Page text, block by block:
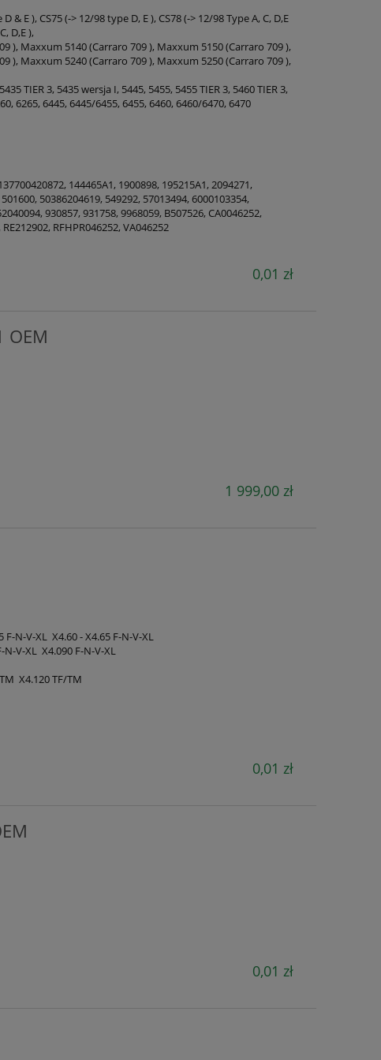
& E ), CS75 (-> 12/98 type D, E ), CS78 (-> 12/98 Type A, C, D,E
D,E ),
), Maxxum 5140 (Carraro 709 ), Maxxum 5150 (Carraro 709 ),
), Maxxum 5240 (Carraro 709 ), Maxxum 5250 (Carraro 709 ),
TIER 3, 5435 wersja I, 5445, 5455, 5455 TIER 3, 5460 TIER 3,
6265, 6445, 6445/6455, 6455, 6460, 6460/6470, 6470
144465A1, 1900898, 195215A1, 2094271,
50386204619, 549292, 57013494, 6000103354,
930857, 931758, 9968059, B507526, CA0046252,
RFHPR046252, VA046252
0,01 zł
OEM
1 999,00 zł
F-N-V-XL X4.60 - X4.65 F-N-V-XL
N-V-XL X4.090 F-N-V-XL
X4.120 TF/TM
0,01 zł
0,01 zł